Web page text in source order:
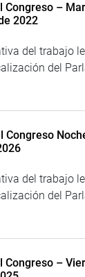
Congreso –
2022
del trabajo
del
Congreso
del trabajo
del
Congreso –